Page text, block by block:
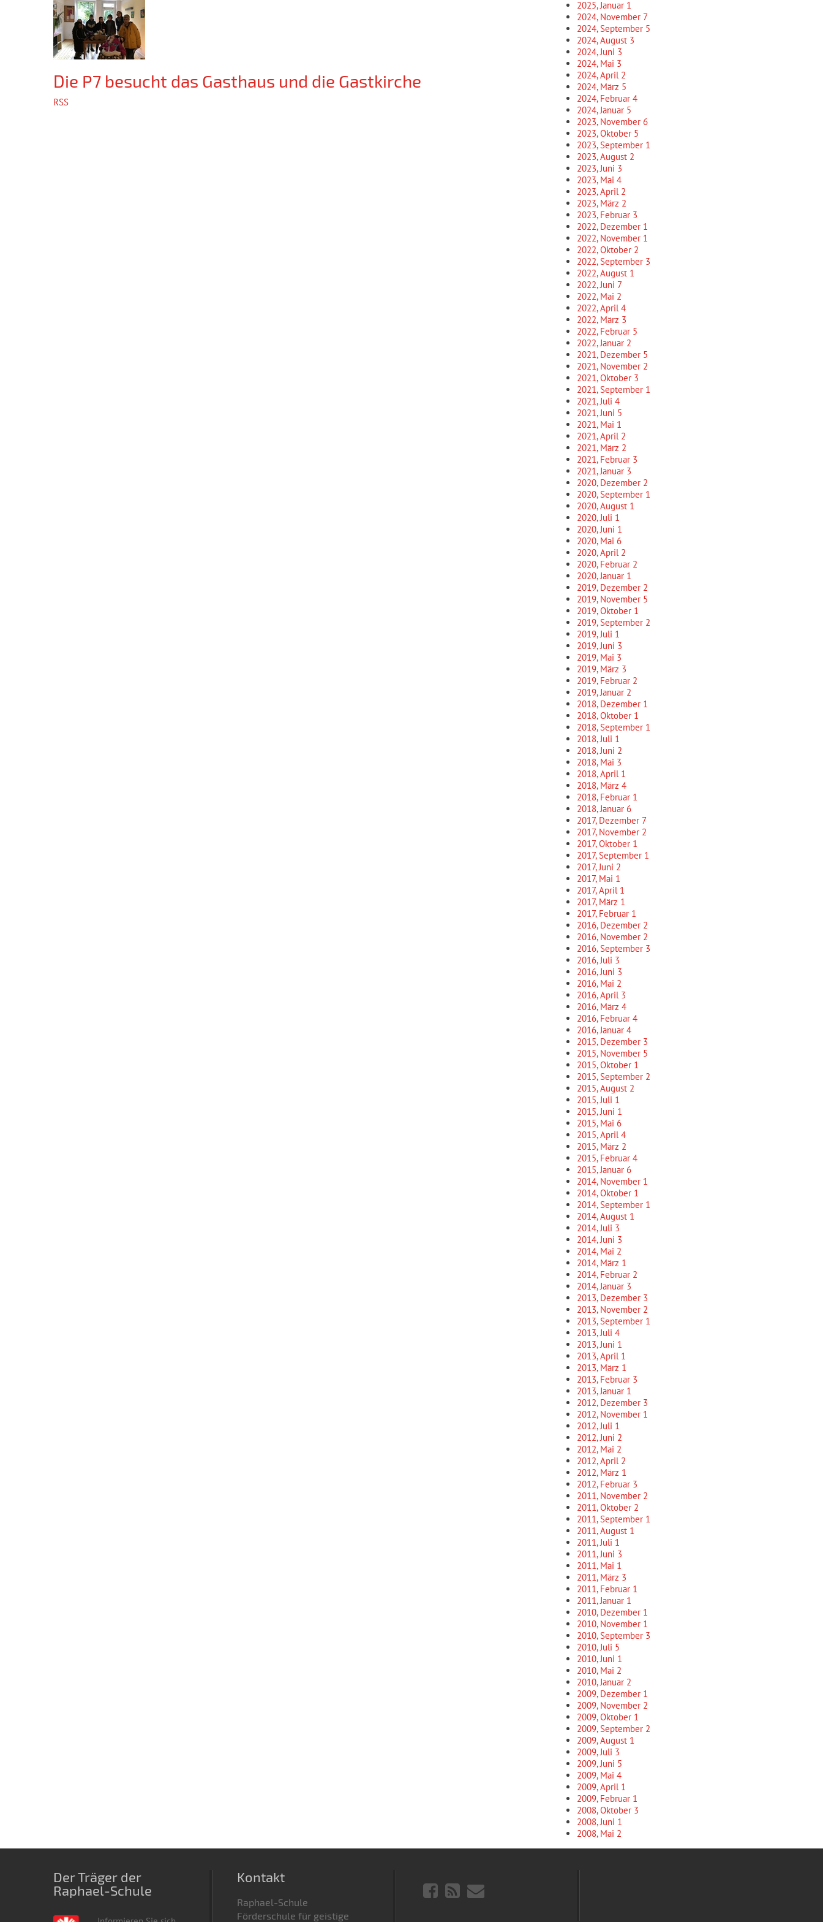
Die P7 besucht das Gasthaus und die Gastkirche
RSS
2025, Januar 1
2024, November 7
2024, September 5
2024, August 3
2024, Juni 3
2024, Mai 3
2024, April 2
2024, März 5
2024, Februar 4
2024, Januar 5
2023, November 6
2023, Oktober 5
2023, September 1
2023, August 2
2023, Juni 3
2023, Mai 4
2023, April 2
2023, März 2
2023, Februar 3
2022, Dezember 1
2022, November 1
2022, Oktober 2
2022, September 3
2022, August 1
2022, Juni 7
2022, Mai 2
2022, April4
2022, März 3
2022, Februar 5
2022, Januar 2
2021, Dezember 5
2021, November 2
2021, Oktober 3
2021, September 1
2021, Juli 4
2021, Juni 5
2021, Mai 1
2021, April 2
2021, März 2
2021, Februar 3
2021, Januar 3
2020, Dezember 2
2020, September 1
2020, August 1
2020, Juli 1
2020, Juni 1
2020, Mai 6
2020, April 2
2020, Februar 2
2020, Januar 1
2019, Dezember 2
2019, November 5
2019, Oktober 1
2019, September 2
2019, Juli 1
2019, Juni 3
2019, Mai 3
2019, März 3
2019, Februar 2
2019, Januar 2
2018, Dezember 1
2018, Oktober 1
2018, September 1
2018, Juli 1
2018, Juni 2
2018, Mai 3
2018, April 1
2018, März 4
2018, Februar 1
2018, Januar 6
2017, Dezember 7
2017, November 2
2017, Oktober 1
2017, September 1
2017, Juni 2
2017, Mai 1
2017, April 1
2017, März 1
2017, Februar 1
2016, Dezember 2
2016, November 2
2016, September 3
2016, Juli 3
2016, Juni 3
2016, Mai 2
2016, April 3
2016, März 4
2016, Februar 4
2016, Januar 4
2015, Dezember 3
2015, November 5
2015, Oktober 1
2015, September 2
2015, August 2
2015, Juli 1
2015, Juni 1
2015, Mai 6
2015, April4
2015, März 2
2015, Februar 4
2015, Januar 6
2014, November 1
2014, Oktober 1
2014, September 1
2014, August 1
2014, Juli 3
2014, Juni 3
2014, Mai 2
2014, März 1
2014, Februar 2
2014, Januar 3
2013, Dezember 3
2013, November 2
2013, September 1
2013, Juli 4
2013, Juni 1
2013, April 1
2013, März 1
2013, Februar 3
2013, Januar 1
2012, Dezember 3
2012, November 1
2012, Juli 1
2012, Juni 2
2012, Mai 2
2012, April 2
2012, März 1
2012, Februar 3
2011, November 2
2011, Oktober 2
2011, September 1
2011, August 1
2011, Juli 1
2011, Juni 3
2011, Mai 1
2011, März 3
2011, Februar 1
2011, Januar 1
2010, Dezember 1
2010, November 1
2010, September 3
2010, Juli 5
2010, Juni 1
2010, Mai 2
2010, Januar 2
2009, Dezember 1
2009, November 2
2009, Oktober 1
2009, September 2
2009, August 1
2009, Juli 3
2009, Juni 5
2009, Mai 4
2009, April 1
2009, Februar 1
2008, Oktober 3
2008, Juni 1
2008, Mai 2
Der Träger der
Raphael-Schule
Kontakt
Raphael-Schule
Förderschule für geistige